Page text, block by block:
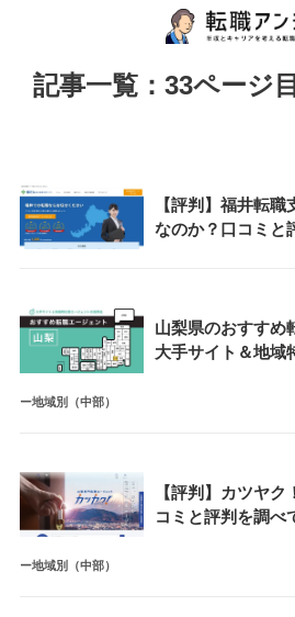
記事一覧：33ページ目
【評判】福井転
なのか？口コミと
山梨県のおすすめ
大手サイト＆地域
ー地域別（中部）
【評判】カツヤ
コミと評判を調べ
ー地域別（中部）